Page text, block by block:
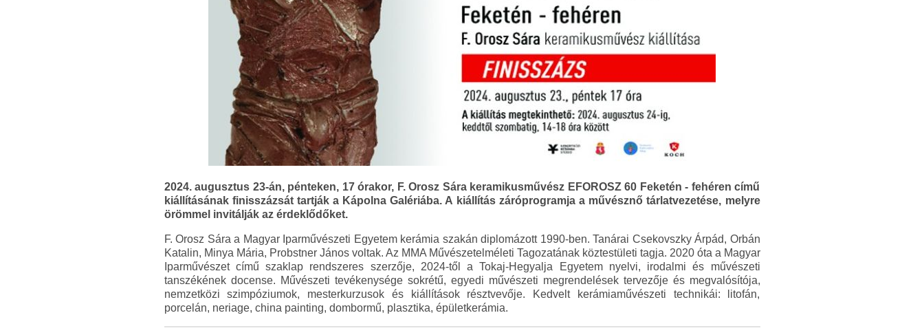
2024. augusztus 23-án, pénteken, 17 órakor, F. Orosz Sára keramikusművész EFOROSZ 60 Feketén - fehéren című
kiállításának finisszázsát tartják a Kápolna Galériába. A kiállítás záróprogramja a művésznő tárlatvezetése, melyre
örömmel invitálják az érdeklődőket.
F. Orosz Sára a Magyar Iparművészeti Egyetem kerámia szakán diplomázott 1990-ben. Tanárai Csekovszky Árpád, Orbán
Katalin, Minya Mária, Probstner János voltak. Az MMA Művészetelméleti Tagozatának köztestületi tagja. 2020 óta a Magyar
Iparművészet című szaklap rendszeres szerzője, 2024-től a Tokaj-Hegyalja Egyetem nyelvi, irodalmi és művészeti
tanszékének docense. Művészeti tevékenysége sokrétű, egyedi művészeti megrendelések tervezője és megvalósítója,
nemzetközi szimpóziumok, mesterkurzusok és kiállítások résztvevője. Kedvelt kerámiaművészeti technikái: litofán,
porcelán, neriage, china painting, dombormű, plasztika, épületkerámia.